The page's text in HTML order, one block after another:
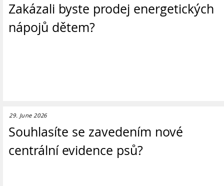
Zakázali byste prodej energetických
nápojů dětem?
29. June 2026
Souhlasíte se zavedením nové
centrální evidence psů?